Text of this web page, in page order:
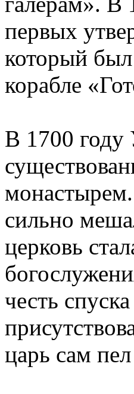
первых
который
корабле
В 1700 году
сильно
церковь
честь
царь сам